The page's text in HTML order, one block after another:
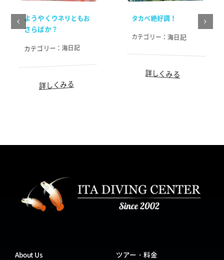
ようやくウネリともお
さらばか？
カテゴリー： 海日記
詳しくみる
タカベ絶好調！
カテゴリー：海日記
詳しくみる
About Us ツアー・料金